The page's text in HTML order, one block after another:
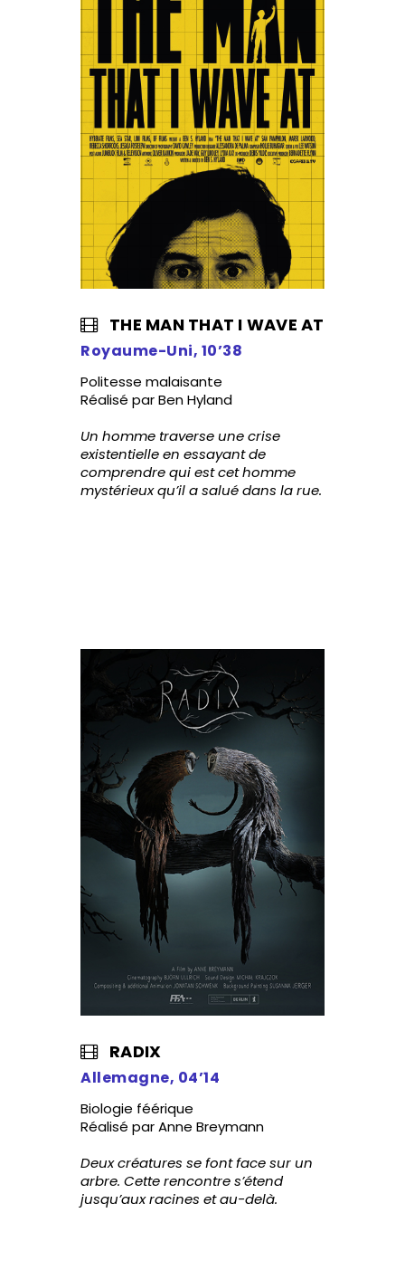
THE MAN THAT I WAVE AT
Royaume-Uni, 10’38
Politesse malaisante
Réalisé par Ben Hyland
Un homme traverse une crise
existentielle en essayant de
comprendre qui est cet homme
mystérieux qu’il a salué dans la rue.
RADIX
Allemagne, 04’14
Biologie féérique
Réalisé par Anne Breymann
Deux créatures se font face sur un
arbre. Cette rencontre s’étend
jusqu’aux racines et au-delà.